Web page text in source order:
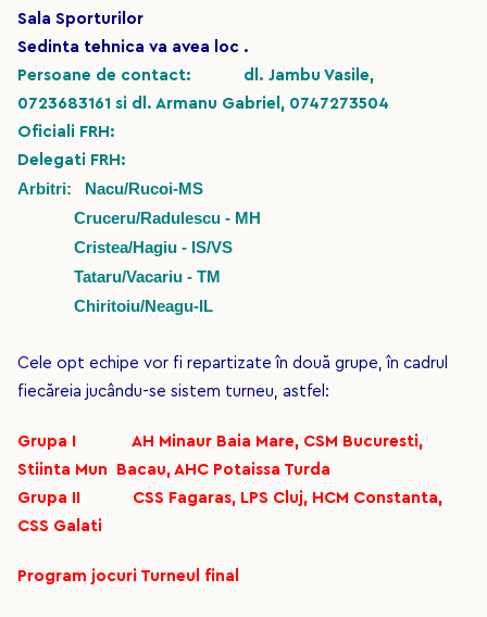
Sala Sporturilor
Sedinta tehnica va avea loc .
Persoane de contact: dl. Jambu Vasile,
0723683161 si dl. Armanu Gabriel, 0747273504
Oficiali FRH:
Delegati FRH:
Arbitri: Nacu/Rucoi-MS
Cruceru/Radulescu - MH
Cristea/Hagiu - IS/VS
Tataru/Vacariu - TM
Chiritoiu/Neagu-IL
Cele opt echipe vor fi repartizate în două grupe, în cadrul
fiecăreia jucându-se sistem turneu, astfel:
Grupa I AH Minaur Baia Mare, CSM Bucuresti,
Stiinta Mun Bacau, AHC Potaissa Turda
Grupa II CSS Fagaras, LPS Cluj, HCM Constanta,
CSS Galati
Program jocuri Turneul final